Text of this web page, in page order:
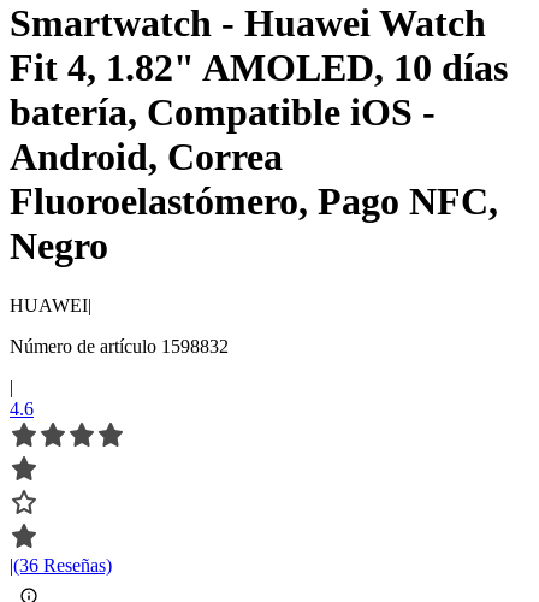
Smartwatch - Huawei Watch
Fit 4, 1.82" AMOLED, 10 días
batería, Compatible iOS -
Android, Correa
Fluoroelastómero, Pago NFC,
Negro
HUAWEI|
Número de artículo 1598832
|
4.6
|(36 Reseñas)